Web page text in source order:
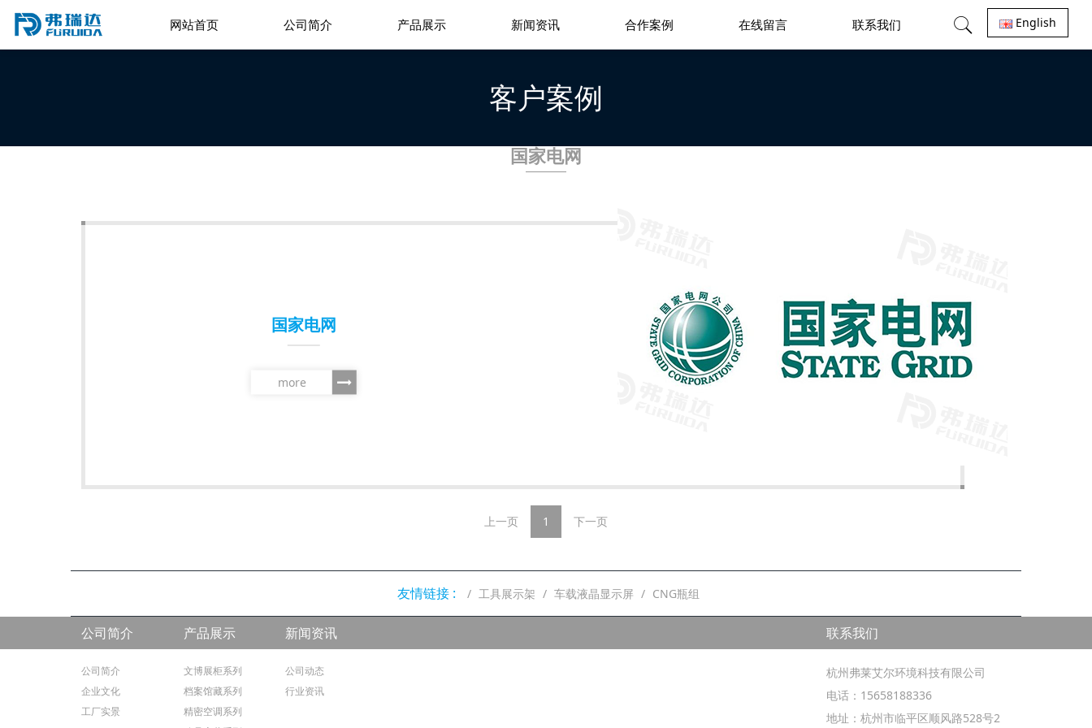
English
网站首页 公司简介 产品展示 新闻资讯 合作案例 在线留言 联系我们
客户案例
国家电网
国家电网
more
上一页 1 下一页
友情链接 : 工具展示架 车载液晶显示屏 CNG瓶组
公司简介
公司简介
企业文化
工厂实景
产品展示
文博展柜系列
档案馆藏系列
精密空调系列
新闻资讯
公司动态
行业资讯
联系我们
杭州弗莱艾尔环境科技有限公司
电话：15658188336
地址：杭州市临平区顺风路528号2